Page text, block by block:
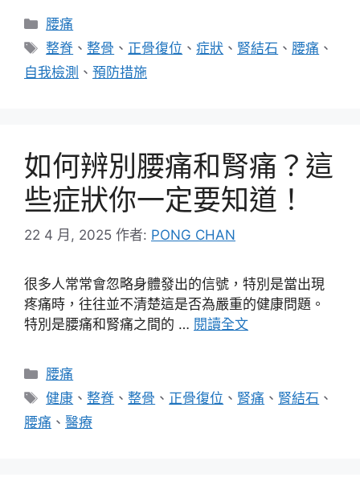
分
類
腰痛
標
籤
整脊 、整骨 、 正骨復位 、症狀 、 腎結石 、 腰痛 、
自我檢測 、 預防措施
如何辨別腰痛和腎痛？這
些症狀你一定要知道！
22 4 月, 2025 作者: PONG CHAN
很多人常常會忽略身體發出的信號，特別是當出現
疼痛時，往往並不清楚這是否為嚴重的健康問題。
特別是腰痛和腎痛之間的 … 閱讀全文
分
類
腰痛
標
籤
健康 、整脊 、整骨 、 正骨復位 、 腎痛 、 腎結石 、
腰痛 、 醫療